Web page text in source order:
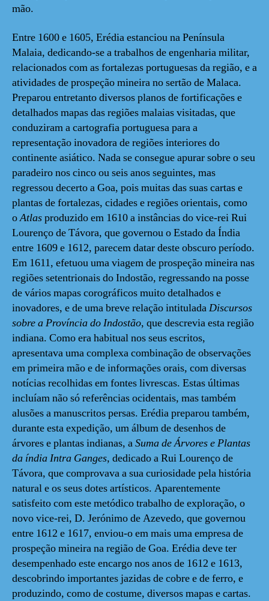
mão.
Entre 1600 e 1605, Erédia estanciou na Península
Malaia, dedicando-se a trabalhos de engenharia militar,
relacionados com as fortalezas portuguesas da região, e a
atividades de prospeção mineira no sertão de Malaca.
Preparou entretanto diversos planos de fortificações e
detalhados mapas das regiões malaias visitadas, que
conduziram a cartografia portuguesa para a
representação inovadora de regiões interiores do
continente asiático. Nada se consegue apurar sobre o seu
paradeiro nos cinco ou seis anos seguintes, mas
regressou decerto a Goa, pois muitas das suas cartas e
plantas de fortalezas, cidades e regiões orientais, como
oAtlasproduzido em 1610 a instâncias do vice-rei Rui
Lourenço de Távora, que governou o Estado da Índia
entre 1609 e 1612, parecem datar deste obscuro período.
Em 1611, efetuou uma viagem de prospeção mineira nas
regiões setentrionais do Indostão, regressando na posse
de vários mapas corográficos muito detalhados e
inovadores, e de uma breve relação intituladaDiscursos
sobre a Província do Indostão, que descrevia esta região
indiana. Como era habitual nos seus escritos,
apresentava uma complexa combinação de observações
em primeira mão e de informações orais, com diversas
notícias recolhidas em fontes livrescas. Estas últimas
incluíam não só referências ocidentais, mas também
alusões a manuscritos persas. Erédia preparou também,
durante esta expedição, um álbum de desenhos de
árvores e plantas indianas, aSuma de Árvores e Plantas
da índia Intra Ganges, dedicado a Rui Lourenço de
Távora, que comprovava a sua curiosidade pela história
natural e os seus dotes artísticos. Aparentemente
satisfeito com este metódico trabalho de exploração, o
novo vice-rei, D. Jerónimo de Azevedo, que governou
entre 1612 e 1617, enviou-o em mais uma empresa de
prospeção mineira na região de Goa. Erédia deve ter
desempenhado este encargo nos anos de 1612 e 1613,
descobrindo importantes jazidas de cobre e de ferro, e
produzindo, como de costume, diversos mapas e cartas.